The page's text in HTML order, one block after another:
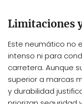
Limitaciones
Este neumático no
intenso ni para
carretera. Aunque
superior a marcas
y durabilidad